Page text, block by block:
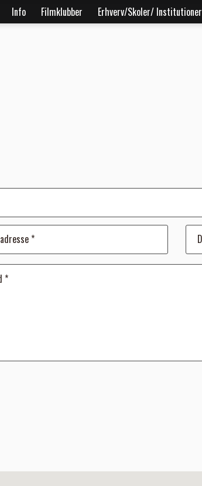
Info Filmklubber Erhverv/Skoler/ Institutioner